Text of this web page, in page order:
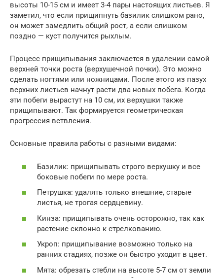
высоты 10-15 см и имеет 3-4 пары настоящих листьев. Я
заметил, что если прищипнуть базилик слишком рано,
он может замедлить общий рост, а если слишком
поздно — куст получится рыхлым.
Процесс прищипывания заключается в удалении самой
верхней точки роста (верхушечной почки). Это можно
сделать ногтями или ножницами. После этого из пазух
верхних листьев начнут расти два новых побега. Когда
эти побеги вырастут на 10 см, их верхушки также
прищипывают. Так формируется геометрическая
прогрессия ветвления.
Основные правила работы с разными видами:
Базилик: прищипывать строго верхушку и все
боковые побеги по мере роста.
Петрушка: удалять только внешние, старые
листья, не трогая сердцевину.
Кинза: прищипывать очень осторожно, так как
растение склонно к стрелкованию.
Укроп: прищипывание возможно только на
ранних стадиях, позже он быстро уходит в цвет.
Мята: обрезать стебли на высоте 5-7 см от земли